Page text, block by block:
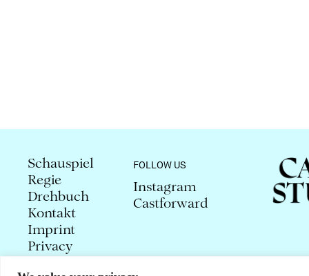
Schauspiel
Regie
Drehbuch
Kontakt
Imprint
Privacy
FOLLOW US
Instagram
Castforward